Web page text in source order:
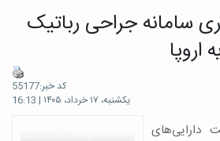
سامانه جراحی رباتیک
اروپا
کد خبر:55177
یکشنبه، ۱۷ خرداد، ۱۴۰۵ | 16:13
دارایی‌های